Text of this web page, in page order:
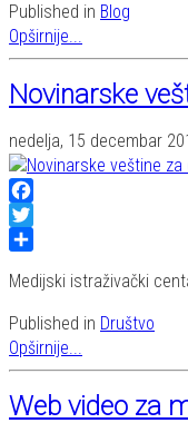
Published in Blog
Opširnije...
Novinarske
nedelja, 15 decembar
Facebook
Twitter
Medijski istraživački
Published in Društvo
Opširnije...
Web video za